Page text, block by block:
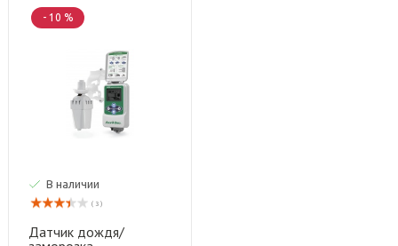
- 10 %
В наличии
( 3 )
Датчик дождя/